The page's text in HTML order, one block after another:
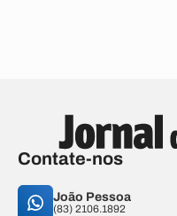
Contate-nos
João Pessoa
(83) 2106.1892